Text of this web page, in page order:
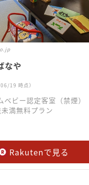
なや
19 時点）
ベビー認定客室（禁煙）
満無料プラン
Rakutenで見る